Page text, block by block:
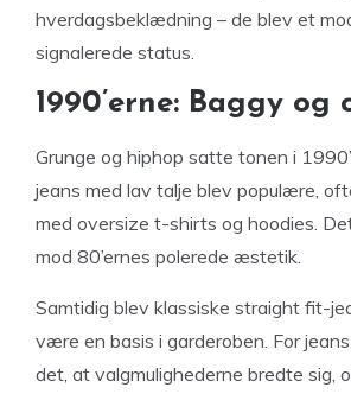
hverdagsbeklædning – de blev et
signalerede status.
1990’erne: Baggy og
Grunge og hiphop satte tonen i
jeans med lav talje blev populære,
med oversize t-shirts og hoodies.
mod 80’ernes polerede æstetik.
Samtidig blev klassiske straight fit-
være en basis i garderoben. For
det, at valgmulighederne bredte sig,